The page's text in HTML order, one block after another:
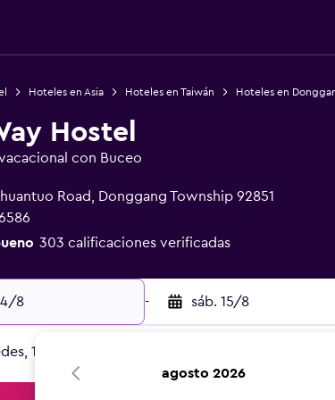
Hoteles en Asia Hoteles en Taiwán Hoteles en
Hostel
con Buceo
Road, Donggang Township 92851
303 calificaciones verificadas
8 - sáb. 15/8
1 habitación
agosto 2026